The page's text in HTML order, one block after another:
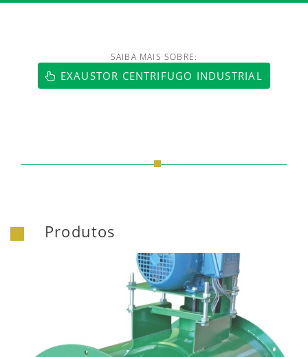
https://www.luftmaxi.com.br/
SAIBA MAIS SOBRE:
EXAUSTOR CENTRIFUGO INDUSTRIAL
Produtos